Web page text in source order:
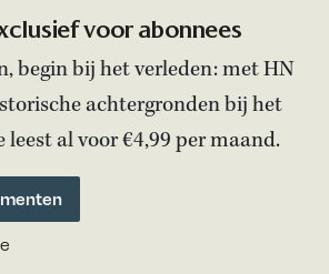
voor abonnees
begin bij het verleden: met HN
achtergronden bij het
leest al voor €4,99 per maand.